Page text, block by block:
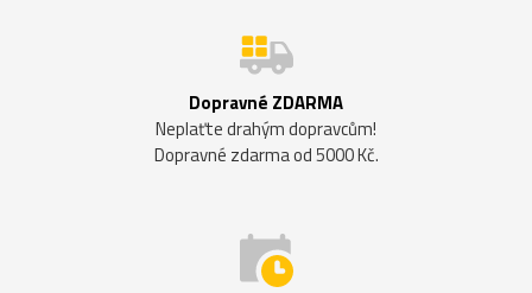
Dopravné ZDARMA
Neplaťte drahým dopravcům!
Dopravné zdarma od 5000 Kč.